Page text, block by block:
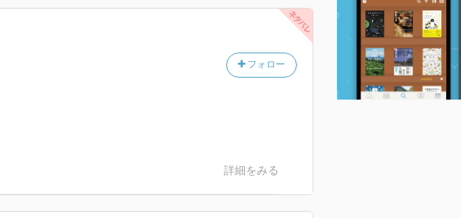
フォロー
詳細をみる